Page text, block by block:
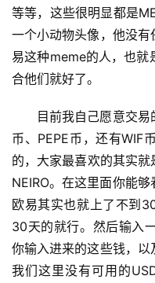
等等，这些很明显都是
一个小动物头像，他没
易这种meme的人，也就
合他们就好了。
目前我自己愿意交
币、PEPE币，还有WIF
的，大家最喜欢的其实
NEIRO。在这里面你能
欧易其实也就上了不到
30天的就行。然后输入
你输入进来的这些钱，
我们这里没有可用的